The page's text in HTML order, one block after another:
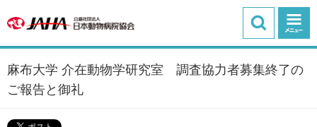
麻布大学 介在動物学研究室 調査協力者募集終了の
ご報告と御礼